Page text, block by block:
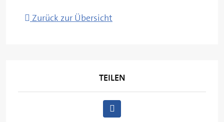
Zurück zur Übersicht
TEILEN